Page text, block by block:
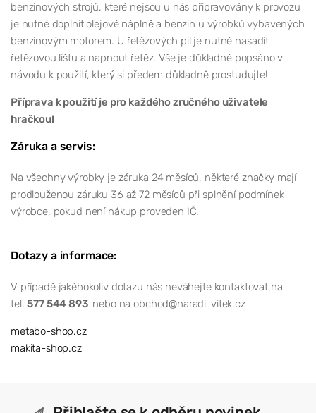
benzinových strojů, které nejsou u nás připravovány k provozu
je nutné doplnit olejové náplně a benzin u výrobků vybavených
benzinovým motorem. U řetězových pil je nutné nasadit
řetězovou lištu a napnout řetěz. Vše je důkladně popsáno v
návodu k použití, který si předem důkladně prostudujte!
Příprava k použití je pro každého zručného uživatele
hračkou!
Záruka a servis:
Na všechny výrobky je záruka 24 měsíců, některé značky mají
prodlouženou záruku 36 až 72 měsíců při splnění podmínek
výrobce, pokud není nákup proveden IČ.
Dotazy a informace:
V případě jakéhokoliv dotazu nás neváhejte kontaktovat na
tel.577 544 893 nebo na obchod@naradi-vitek.cz
metabo-shop.cz
makita-shop.cz